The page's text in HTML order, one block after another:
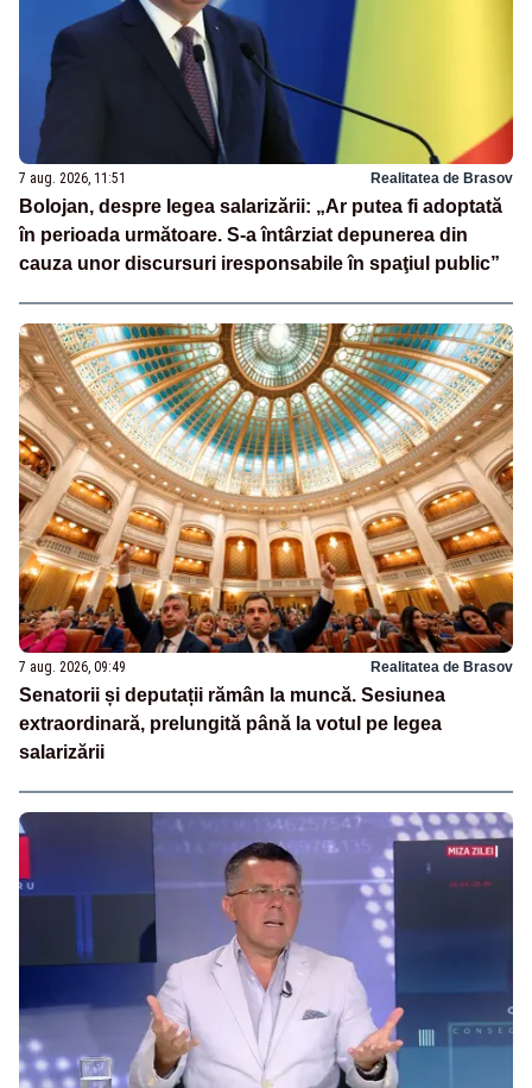
7 aug. 2026, 11:51 Realitatea de Brasov
Bolojan, despre legea salarizării: „Ar putea fi adoptată
în perioada următoare. S-a întârziat depunerea din
cauza unor discursuri iresponsabile în spaţiul public”
7 aug. 2026, 09:49 Realitatea de Brasov
Senatorii și deputații rămân la muncă. Sesiunea
extraordinară, prelungită până la votul pe legea
salarizării